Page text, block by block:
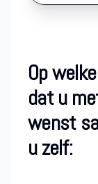
Op
dat u
wenst
u zelf: